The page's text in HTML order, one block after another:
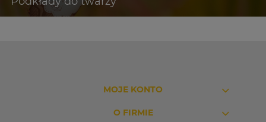
MOJE KONTO
O FIRMIE